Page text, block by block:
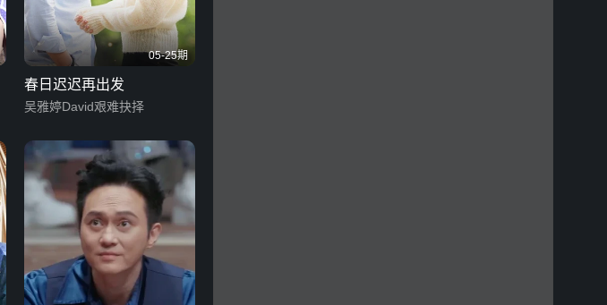
05-25期
春日迟迟再出发
吴雅婷David艰难抉择